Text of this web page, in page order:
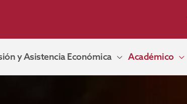
y Asistencia Económica Académico